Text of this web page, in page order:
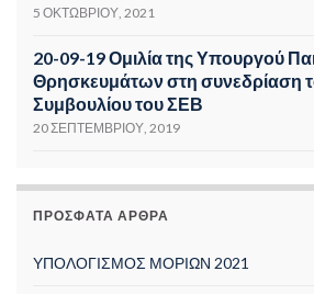
5 ΟΚΤΩΒΡΊΟΥ, 2021
20-09-19 Ομιλία της Υπουργού
Θρησκευμάτων στη συνεδρίαση
Συμβουλίου του ΣΕΒ
20 ΣΕΠΤΕΜΒΡΊΟΥ, 2019
ΠΡΌΣΦΑΤΑ ΆΡΘΡΑ
ΥΠΟΛΟΓΙΣΜΟΣ ΜΟΡΙΩΝ 2021